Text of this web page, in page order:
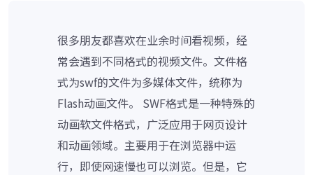
很多朋友都喜欢在业余时间看视频，经
常会遇到不同格式的视频文件。文件格
式为swf的文件为多媒体文件，统称为
Flash动画文件。 SWF格式是一种特殊的
动画软文件格式，广泛应用于网页设计
和动画领域。主要用于在浏览器中运
行，即使网速慢也可以浏览。但是，它